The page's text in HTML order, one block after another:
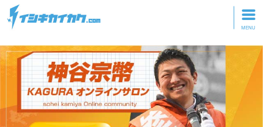
トップページ
動画を見る
記事を読む